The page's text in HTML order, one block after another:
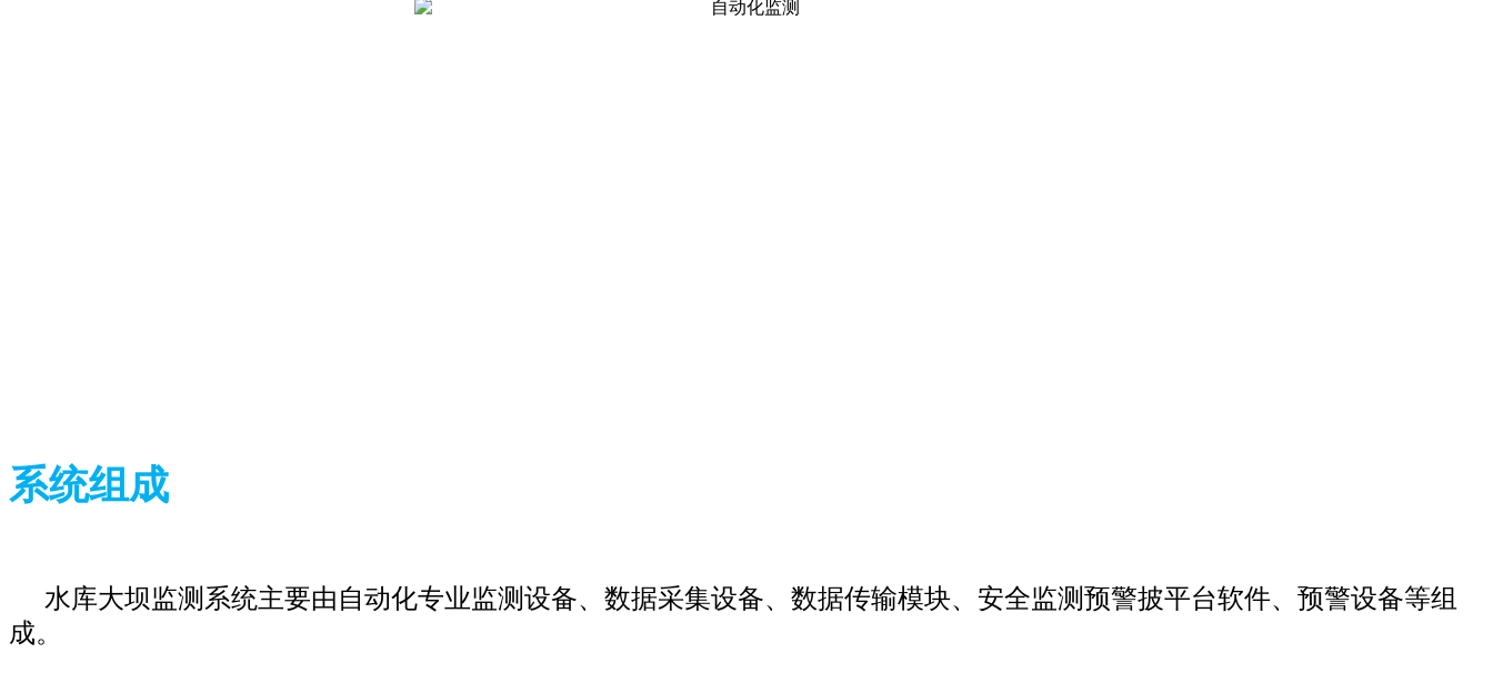
系统组成
水库大坝监测系统主要由自动化专业监测设备、数据采集设备、数据传输模块、安全监测预警披平台软件、预警设备等组
成。